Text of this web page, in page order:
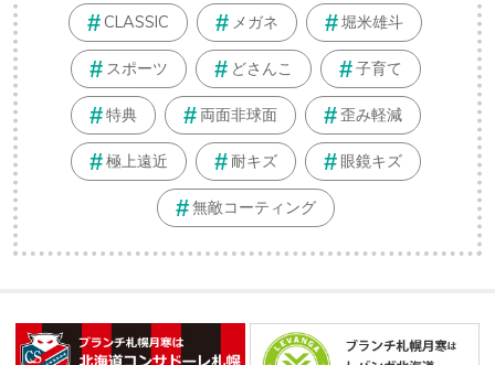
CLASSIC メガネ 堀米雄斗
スポーツ どさんこ 子育て
特典 両面非球面 歪み軽減
極上遠近 耐キズ 眼鏡キズ
無敵コーティング